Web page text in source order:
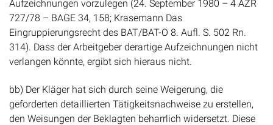
Aufzeichnungen vorzulegen (24. September 1980 – 4 AZR
727/78 – BAGE 34, 158; Krasemann Das
Eingruppierungsrecht des BAT/BAT-O 8. Aufl. S. 502 Rn.
314). Dass der Arbeitgeber derartige Aufzeichnungen nicht
verlangen könnte, ergibt sich hieraus nicht.
bb) Der Kläger hat sich durch seine Weigerung, die
geforderten detaillierten Tätigkeitsnachweise zu erstellen,
den Weisungen der Beklagten beharrlich widersetzt. Diese